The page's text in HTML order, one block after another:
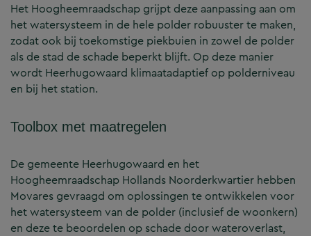
Het Hoogheemraadschap grijpt deze aanpassing aan om
het watersysteem in de hele polder robuuster te maken,
zodat ook bij toekomstige piekbuien in zowel de polder
als de stad de schade beperkt blijft. Op deze manier
wordt Heerhugowaard klimaatadaptief op polderniveau
en bij het station.
Toolbox met maatregelen
De gemeente Heerhugowaard en het
Hoogheemraadschap Hollands Noorderkwartier hebben
Movares gevraagd om oplossingen te ontwikkelen voor
het watersysteem van de polder (inclusief de woonkern)
en deze te beoordelen op schade door wateroverlast,